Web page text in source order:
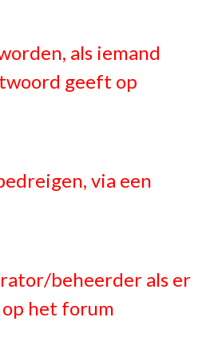
als iemand
geeft op
via een
beheerder als er
het forum